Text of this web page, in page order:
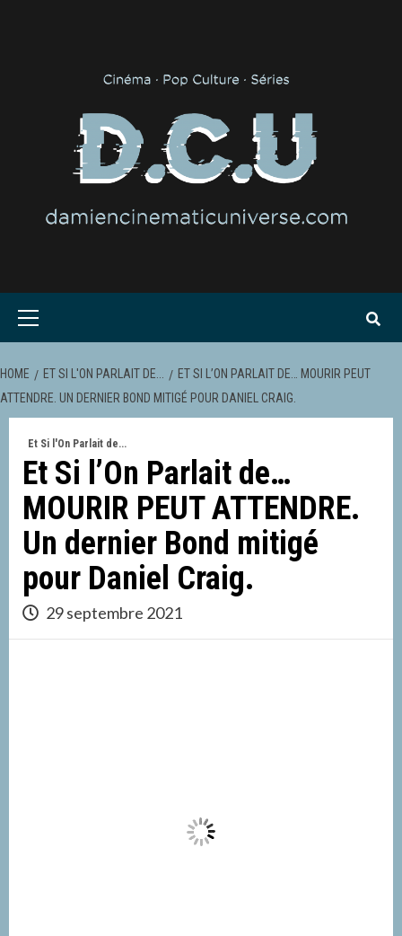
Primary
HOME ET SI L'ON PARLAIT DE...
ET SI L’ON PARLAIT DE… MOURIR PEUT
ATTENDRE. UN DERNIER BOND MITIGÉ POUR DANIEL CRAIG.
Et Si l'On Parlait de...
Et Si l’On Parlait de…
MOURIR PEUT ATTENDRE.
Un dernier Bond mitigé
pour Daniel Craig.
29 septembre 2021